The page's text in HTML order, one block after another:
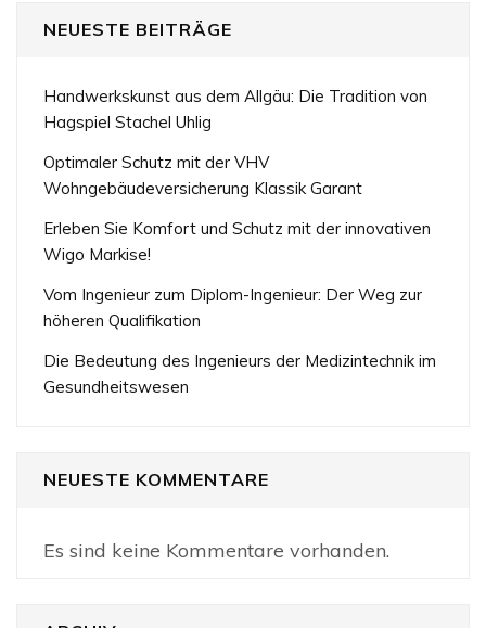
NEUESTE BEITRÄGE
Handwerkskunst aus dem Allgäu: Die Tradition von
Hagspiel Stachel Uhlig
Optimaler Schutz mit der VHV
Wohngebäudeversicherung Klassik Garant
Erleben Sie Komfort und Schutz mit der innovativen
Wigo Markise!
Vom Ingenieur zum Diplom-Ingenieur: Der Weg zur
höheren Qualifikation
Die Bedeutung des Ingenieurs der Medizintechnik im
Gesundheitswesen
NEUESTE KOMMENTARE
Es sind keine Kommentare vorhanden.